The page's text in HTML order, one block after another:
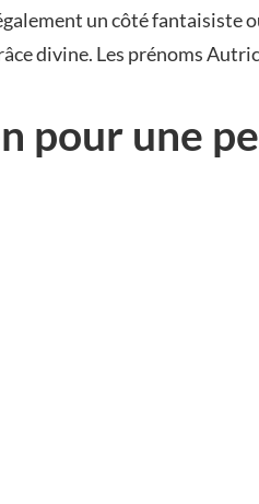
un côté fantaisiste
divine. Les prénoms
pour une